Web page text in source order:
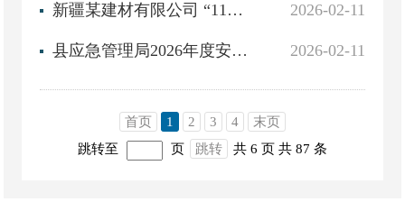
2026-02-11
新疆某建材有限公司 “11・29”一般车辆伤害生产安全事故调查报告
2026-02-11
县应急管理局2026年度安全生产监督检查工作计划
首页 1 2 3 4
末页
跳转至
页 跳转 共 6 页 共 87 条